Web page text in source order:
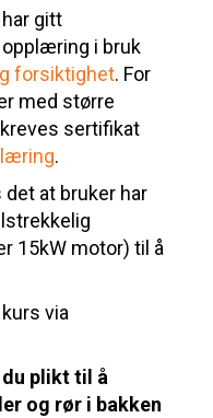
gitt
i bruk
forsiktighet. For
med større
sertifikat
.
at bruker har
15kW motor) til å
via
du plikt til å
og rør i bakken